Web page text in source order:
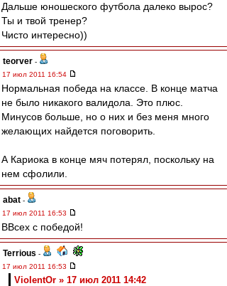
Дальше юношеского футбола далеко вырос?
Ты и твой тренер?
Чисто интересно))
teorver -
17 июл 2011 16:54
Нормальная победа на классе. В конце матча
не было никакого валидола. Это плюс.
Минусов больше, но о них и без меня много
желающих найдется поговорить.
А Кариока в конце мяч потерял, поскольку на
нем сфолили.
abat -
17 июл 2011 16:53
ВВсех с победой!
Terrious -
17 июл 2011 16:53
ViolentOr » 17 июл 2011 14:42